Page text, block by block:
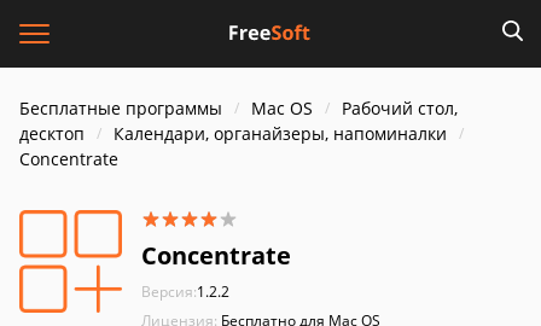
Бесплатные программы Mac OS
Рабочий стол,
десктоп
Календари, органайзеры, напоминалки
Concentrate
Concentrate
Версия:1.2.2
Лицензия: Бесплатно для Mac OS